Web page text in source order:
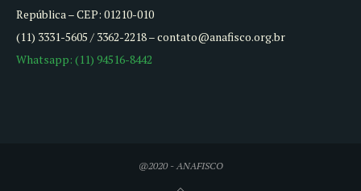
República – CEP: 01210-010
(11) 3331-5605 / 3362-2218 – contato@anafisco.org.br
Whatsapp: (11) 94516-8442
@2020 - ANAFISCO